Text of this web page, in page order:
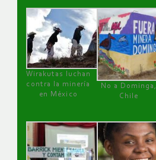
Wirakutas luchan
contra la minería
en México
No a Dominga,
Chile